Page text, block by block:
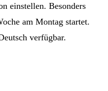
einstellen. Besonders
am Montag startet.
verfügbar.